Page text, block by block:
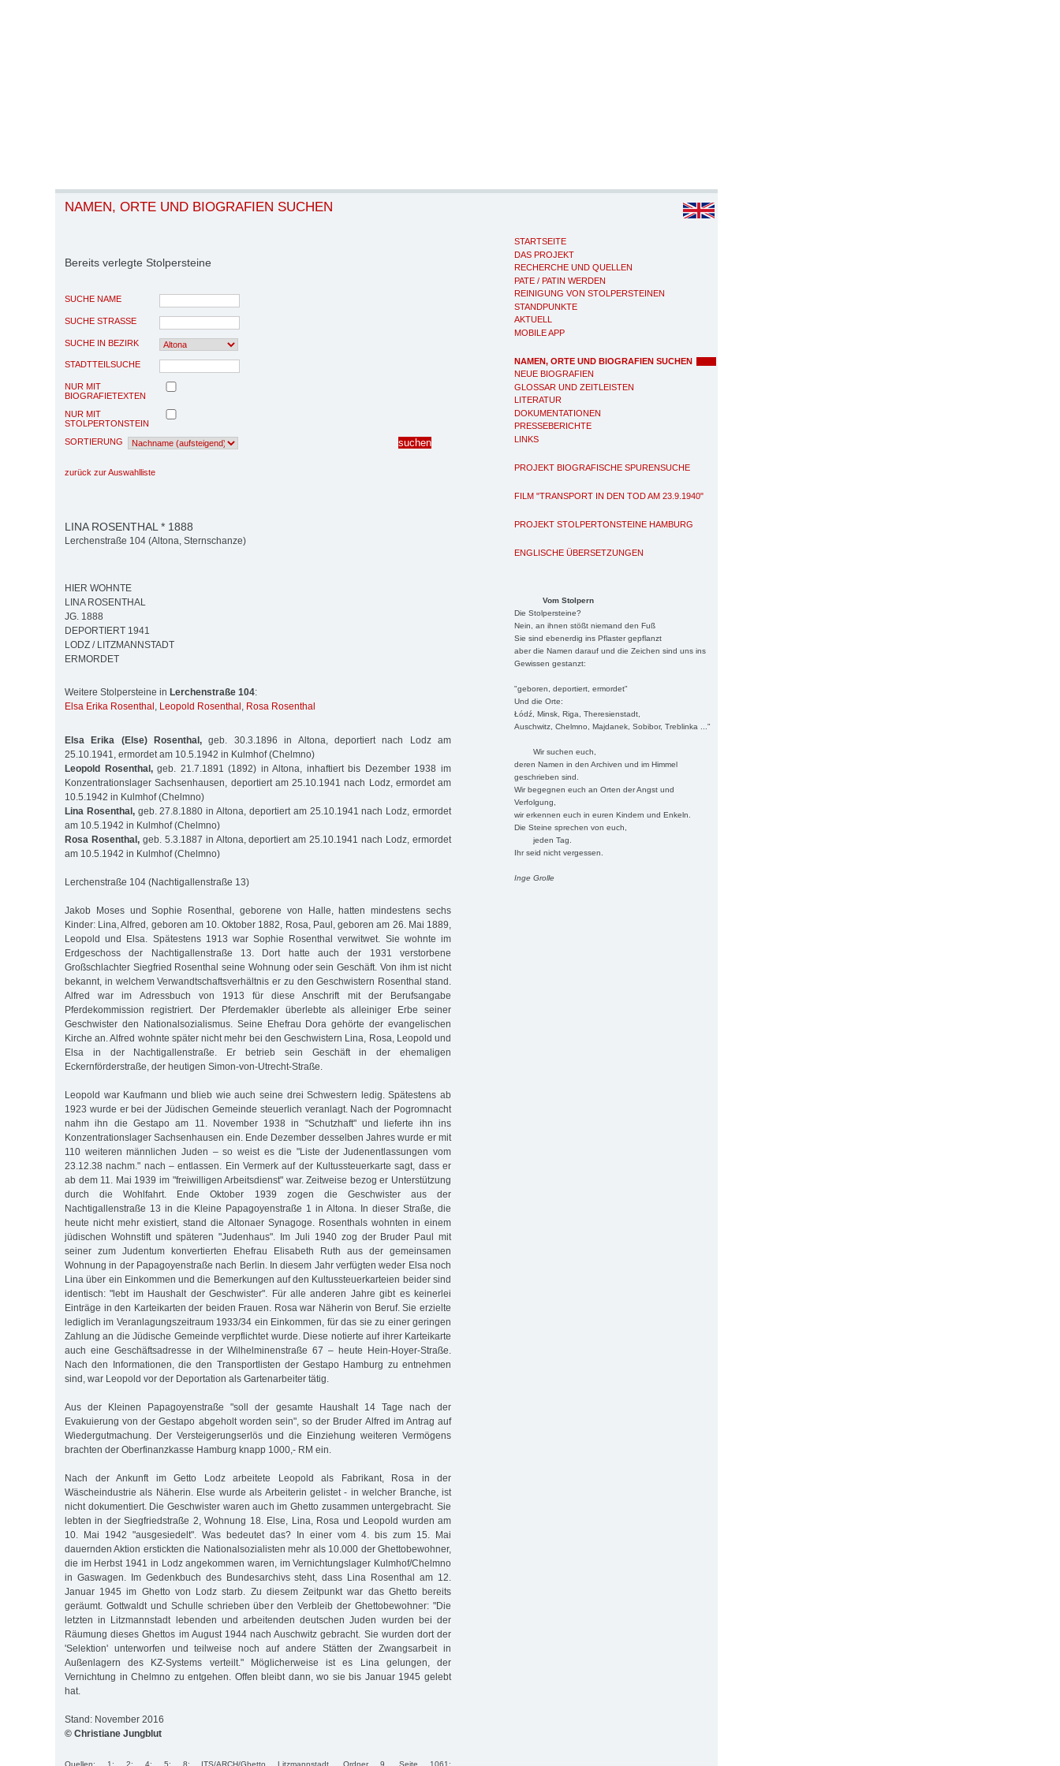
STARTSEITE
DAS PROJEKT
RECHERCHE UND QUELLEN
PATE / PATIN WERDEN
REINIGUNG VON STOLPERSTEINEN
STANDPUNKTE
AKTUELL
MOBILE APP
NAMEN, ORTE UND BIOGRAFIEN SUCHEN
NEUE BIOGRAFIEN
GLOSSAR UND ZEITLEISTEN
LITERATUR
DOKUMENTATIONEN
PRESSEBERICHTE
LINKS
PROJEKT BIOGRAFISCHE SPURENSUCHE
FILM "TRANSPORT IN DEN TOD AM 23.9.1940"
PROJEKT STOLPERTONSTEINE HAMBURG
ENGLISCHE ÜBERSETZUNGEN
Vom Stolpern
Die Stolpersteine?
Nein, an ihnen stößt niemand den Fuß
Sie sind ebenerdig ins Pflaster gepflanzt
aber die Namen darauf und die Zeichen sind uns ins
Gewissen gestanzt:
"geboren, deportiert, ermordet"
Und die Orte:
Łódź, Minsk, Riga, Theresienstadt,
Auschwitz, Chelmno, Majdanek, Sobibor, Treblinka ..."
Wir suchen euch,
deren Namen in den Archiven und im Himmel
geschrieben sind.
Wir begegnen euch an Orten der Angst und
Verfolgung,
wir erkennen euch in euren Kindern und Enkeln.
Die Steine sprechen von euch,
jeden Tag.
Ihr seid nicht vergessen.
Inge Grolle
NAMEN, ORTE UND BIOGRAFIEN SUCHEN
Bereits verlegte Stolpersteine
SUCHE NAME
SUCHE STRASSE
SUCHE IN BEZIRK
STADTTEILSUCHE
NUR MIT
BIOGRAFIETEXTEN
NUR MIT
STOLPERTONSTEIN
SORTIERUNG
zurück zur Auswahlliste
LINA ROSENTHAL * 1888
Lerchenstraße 104 (Altona, Sternschanze)
HIER WOHNTE
LINA ROSENTHAL
JG. 1888
DEPORTIERT 1941
LODZ / LITZMANNSTADT
ERMORDET
Weitere Stolpersteine in Lerchenstraße 104:
Elsa Erika Rosenthal , Leopold Rosenthal , Rosa Rosenthal
Elsa Erika (Else) Rosenthal, geb. 30.3.1896 in Altona, deportiert nach Lodz am
25.10.1941, ermordet am 10.5.1942 in Kulmhof (Chelmno)
Leopold Rosenthal,geb. 21.7.1891 (1892) in Altona, inhaftiert bis Dezember 1938 im
Konzentrationslager Sachsenhausen, deportiert am 25.10.1941 nach Lodz, ermordet am
10.5.1942 in Kulmhof (Chelmno)
Lina Rosenthal,geb. 27.8.1880 in Altona, deportiert am 25.10.1941 nach Lodz, ermordet
am 10.5.1942 in Kulmhof (Chelmno)
Rosa Rosenthal,geb. 5.3.1887 in Altona, deportiert am 25.10.1941 nach Lodz, ermordet
am 10.5.1942 in Kulmhof (Chelmno)
Lerchenstraße 104 (Nachtigallenstraße 13)
Jakob Moses und Sophie Rosenthal, geborene von Halle, hatten mindestens sechs
Kinder: Lina, Alfred, geboren am 10. Oktober 1882, Rosa, Paul, geboren am 26. Mai 1889,
Leopold und Elsa. Spätestens 1913 war Sophie Rosenthal verwitwet. Sie wohnte im
Erdgeschoss der Nachtigallenstraße 13. Dort hatte auch der 1931 verstorbene
Großschlachter Siegfried Rosenthal seine Wohnung oder sein Geschäft. Von ihm ist nicht
bekannt, in welchem Verwandtschaftsverhältnis er zu den Geschwistern Rosenthal stand.
Alfred war im Adressbuch von 1913 für diese Anschrift mit der Berufsangabe
Pferdekommission registriert. Der Pferdemakler überlebte als alleiniger Erbe seiner
Geschwister den Nationalsozialismus. Seine Ehefrau Dora gehörte der evangelischen
Kirche an. Alfred wohnte später nicht mehr bei den Geschwistern Lina, Rosa, Leopold und
Elsa in der Nachtigallenstraße. Er betrieb sein Geschäft in der ehemaligen
Eckernförderstraße, der heutigen Simon-von-Utrecht-Straße.
Leopold war Kaufmann und blieb wie auch seine drei Schwestern ledig. Spätestens ab
1923 wurde er bei der Jüdischen Gemeinde steuerlich veranlagt. Nach der Pogromnacht
nahm ihn die Gestapo am 11. November 1938 in "Schutzhaft" und lieferte ihn ins
Konzentrationslager Sachsenhausen ein. Ende Dezember desselben Jahres wurde er mit
110 weiteren männlichen Juden – so weist es die "Liste der Judenentlassungen vom
23.12.38 nachm." nach – entlassen. Ein Vermerk auf der Kultussteuerkarte sagt, dass er
ab dem 11. Mai 1939 im "freiwilligen Arbeitsdienst" war. Zeitweise bezog er Unterstützung
durch die Wohlfahrt. Ende Oktober 1939 zogen die Geschwister aus der
Nachtigallenstraße 13 in die Kleine Papagoyenstraße 1 in Altona. In dieser Straße, die
heute nicht mehr existiert, stand die Altonaer Synagoge. Rosenthals wohnten in einem
jüdischen Wohnstift und späteren "Judenhaus". Im Juli 1940 zog der Bruder Paul mit
seiner zum Judentum konvertierten Ehefrau Elisabeth Ruth aus der gemeinsamen
Wohnung in der Papagoyenstraße nach Berlin. In diesem Jahr verfügten weder Elsa noch
Lina über ein Einkommen und die Bemerkungen auf den Kultussteuerkarteien beider sind
identisch: "lebt im Haushalt der Geschwister". Für alle anderen Jahre gibt es keinerlei
Einträge in den Karteikarten der beiden Frauen. Rosa war Näherin von Beruf. Sie erzielte
lediglich im Veranlagungszeitraum 1933/34 ein Einkommen, für das sie zu einer geringen
Zahlung an die Jüdische Gemeinde verpflichtet wurde. Diese notierte auf ihrer Karteikarte
auch eine Geschäftsadresse in der Wilhelminenstraße 67 – heute Hein-Hoyer-Straße.
Nach den Informationen, die den Transportlisten der Gestapo Hamburg zu entnehmen
sind, war Leopold vor der Deportation als Gartenarbeiter tätig.
Aus der Kleinen Papagoyenstraße "soll der gesamte Haushalt 14 Tage nach der
Evakuierung von der Gestapo abgeholt worden sein", so der Bruder Alfred im Antrag auf
Wiedergutmachung. Der Versteigerungserlös und die Einziehung weiteren Vermögens
brachten der Oberfinanzkasse Hamburg knapp 1000,- RM ein.
Nach der Ankunft im Getto Lodz arbeitete Leopold als Fabrikant, Rosa in der
Wäscheindustrie als Näherin. Else wurde als Arbeiterin gelistet - in welcher Branche, ist
nicht dokumentiert. Die Geschwister waren auch im Ghetto zusammen untergebracht. Sie
lebten in der Siegfriedstraße 2, Wohnung 18. Else, Lina, Rosa und Leopold wurden am
10. Mai 1942 "ausgesiedelt". Was bedeutet das? In einer vom 4. bis zum 15. Mai
dauernden Aktion erstickten die Nationalsozialisten mehr als 10.000 der Ghettobewohner,
die im Herbst 1941 in Lodz angekommen waren, im Vernichtungslager Kulmhof/Chelmno
in Gaswagen. Im Gedenkbuch des Bundesarchivs steht, dass Lina Rosenthal am 12.
Januar 1945 im Ghetto von Lodz starb. Zu diesem Zeitpunkt war das Ghetto bereits
geräumt. Gottwaldt und Schulle schrieben über den Verbleib der Ghettobewohner: "Die
letzten in Litzmannstadt lebenden und arbeitenden deutschen Juden wurden bei der
Räumung dieses Ghettos im August 1944 nach Auschwitz gebracht. Sie wurden dort der
'Selektion' unterworfen und teilweise noch auf andere Stätten der Zwangsarbeit in
Außenlagern des KZ-Systems verteilt." Möglicherweise ist es Lina gelungen, der
Vernichtung in Chelmno zu entgehen. Offen bleibt dann, wo sie bis Januar 1945 gelebt
hat.
Stand: November 2016
© Christiane Jungblut
Quellen: 1; 2; 4; 5; 8; ITS/ARCH/Ghetto Litzmannstadt, Ordner 9, Seite 1061;